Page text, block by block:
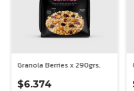
Granola Berries x 290grs.
$6.374